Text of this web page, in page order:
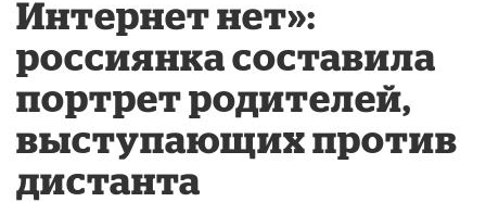
Интернет нет»:
россиянка составила
портрет родителей,
выступающих против
дистанта